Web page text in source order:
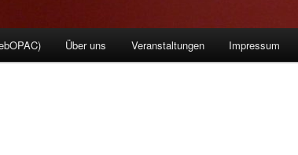
Über uns Veranstaltungen Impressum